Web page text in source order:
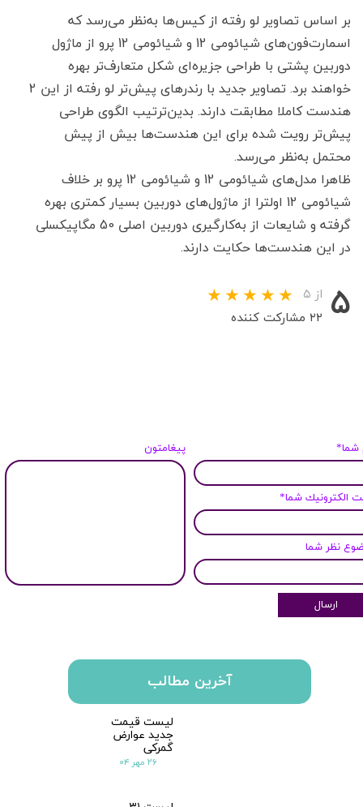
بر اساس تصاویر لو رفته از کیس‌ها به‌نظر می‌رسد که
اسمارت‌فون‌های شیائومی 12 و شیائومی 12 پرو از ماژول
دوربین پشتی با طراحی جزیره‌ای شکل متعارف‌تر بهره
خواهند برد. تصاویر جدید با رندرهای پیش‌تر لو رفته از این 2
هندست کاملا مطابقت دارند. بدین‌ترتیب الگوی طراحی
پیش‌تر رویت شده برای این هندست‌ها بیش از پیش
محتمل به‌نظر می‌رسد.
ظاهرا مدل‌های شیائومی 12 و شیائومی 12 پرو بر خلاف
شیائومی 12 اولترا از ماژول‌های دوربین بسیار کمتری بهره
گرفته و شایعات از به‌کارگیری دوربین اصلی 50 مگاپیکسلی
در این هندست‌ها حکایت دارند.
۵ از ۵
۲۲ مشارکت کننده
شما*
الكترونيك شما*
نظر شما
پیغامتون
ارسال
آخرین مطالب
لیست قیمت
جدید عوارض
گمرکی
۲۶ مهر ۰۴